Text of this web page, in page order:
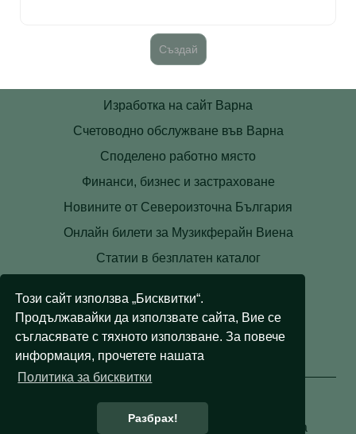
Този сайт използва „Бисквитки“.
Продължавайки да използвате сайта, Вие се
съгласявате с тяхното използване. За повече
информация, прочетете нашата
Политика за бисквитки
Разбрах!
Изработка на сайт Варна
Счетоводно обслужване във Варна
Споделено работно място
Финанси, бизнес и застраховане
Новините от Североизточна България
Онлайн билети за Музикферайн Виена
Статии в безплатен каталог
Лични данни
Бисквитки
© 2008 - 2026 Правни съвети. Всички права